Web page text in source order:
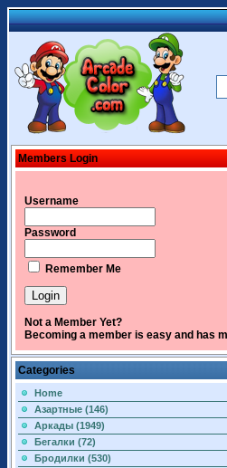
Members Login
Username
Password
Remember Me
Not a Member Yet?
Becoming a member is easy and has
Categories
Home
Азартные (146)
Аркады (1949)
Бегалки (72)
Бродилки (530)